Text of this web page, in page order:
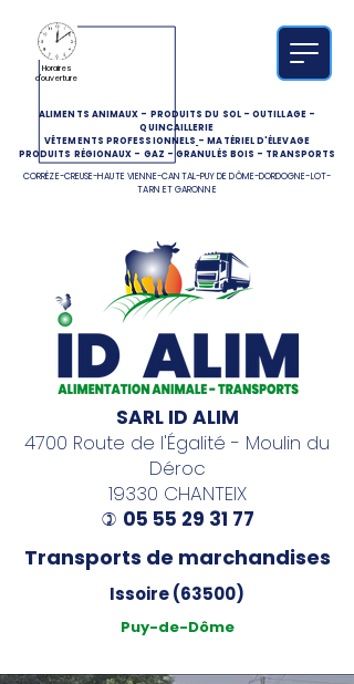
ALIMENTS ANIMAUX - PRODUITS DU SOL-OUTILLAGE-
QUINCAILLERIE
VÊTEMENTS PROFESSIONNELS -MATÉRIEL D'ÉLEVAGE
PRODUITS RÉGIONAUX - GAZ -GRANULÉS BOIS - TRANSPORTS
CORRÈZE-CREUSE-HAUTE VIENNE-CANTAL-PUY DE DÔME-DORDOGNE-LOT-
TARN ET GARONNE
Horaires
d'ouverture
SARL ID ALIM
4700 Route de l'Égalité - Moulin du
Déroc
19330 CHANTEIX
) 05 55 29 31 77
Transports de marchandises
Issoire (63500)
Puy-de-Dôme